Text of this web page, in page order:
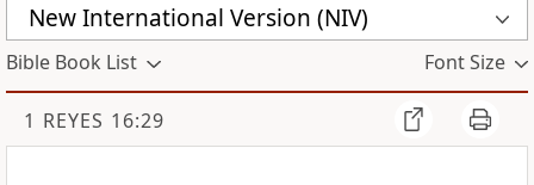
New International Version (NIV)
Bible Book List Font Size
1 REYES 16:29